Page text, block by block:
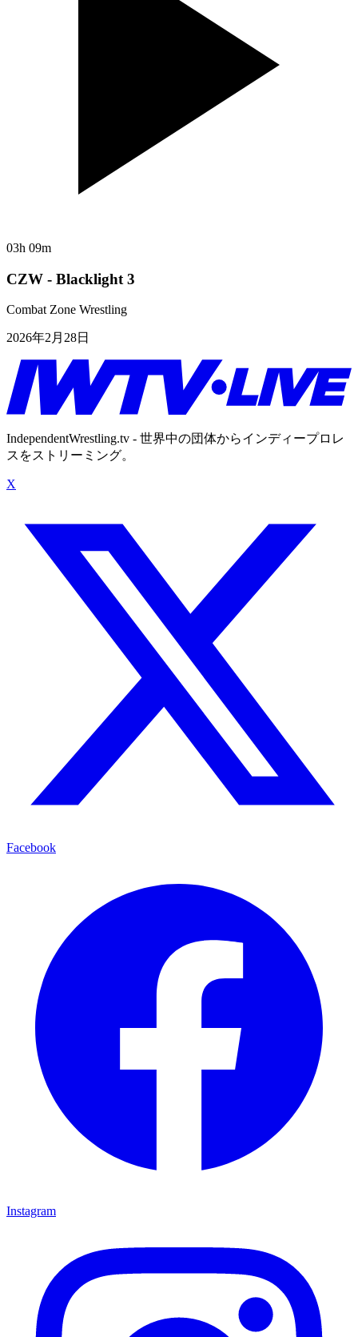
03h 09m
CZW - Blacklight 3
Combat Zone Wrestling
2026年2月28日
IndependentWrestling.tv - 世界中の団体からインディープロレ
スをストリーミング。
X
Facebook
Instagram